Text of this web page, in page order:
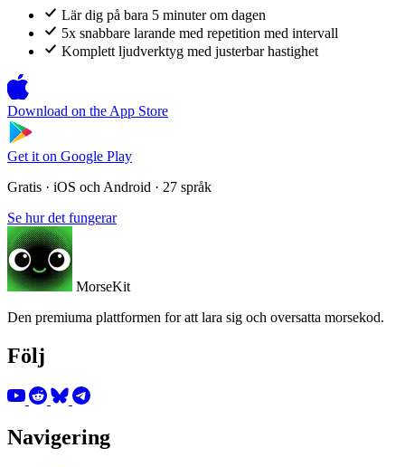
Lär dig på bara 5 minuter om dagen
5x snabbare larande med repetition med intervall
Komplett ljudverktyg med justerbar hastighet
Download on the App Store
Get it on Google Play
Gratis · iOS och Android · 27 språk
Se hur det fungerar
MorseKit
Den premiuma plattformen for att lara sig och oversatta morsekod.
Följ
Navigering